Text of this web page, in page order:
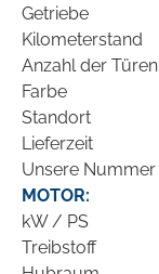
Getriebe
Kilometerstand
Anzahl der Türen
Farbe
Standort
Lieferzeit
Unsere Nummer
MOTOR:
kW / PS
Treibstoff